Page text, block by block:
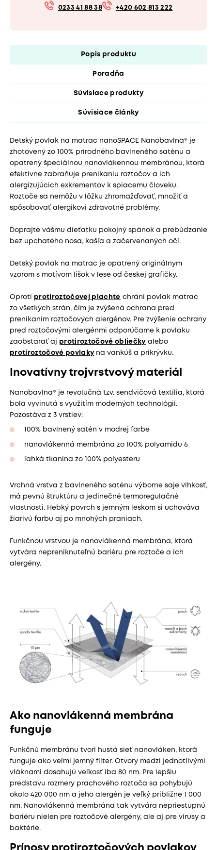
0233 41 88 38 +420 602 813 222
Popis produktu
Poradňa
Súvisiace produkty
Súvisiace články
Detský povlak na matrac nanoSPACE Nanobavlna® je
zhotovený zo 100% prírodného bavlneného saténu a
opatrený špeciálnou nanovlákennou membránou, ktorá
efektívne zabraňuje prenikaniu roztočov a ich
alergizujúcich exkrementov k spiacemu človeku.
Roztoče sa nemôžu v lôžku zhromažďovať, množiť a
spôsobovať alergikovi zdravotné problémy.
Doprajte vášmu dieťatku pokojný spánok a prebúdzanie
bez upchatého nosa, kašľa a začervenaných očí.
Detský povlak na matrac je opatrený originálnym
vzorom s motívom líšok v lese od českej grafičky.
Oproti protiroztočovej plachte chráni povlak matrac
zo všetkých strán, čím je zvýšená ochrana pred
prenikaním roztočových alergénov. Pre zvýšenie ochrany
pred roztočovými alergénmi odporúčame k povlaku
zaobstarať aj protiroztočové obliečkyalebo
protiroztočové povlakyna vankúš a prikrývku.
Inovatívny trojvrstvový materiál
Nanobavlna® je revolučná tzv. sendvičová textília, ktorá
bola vyvinutá s využitím moderných technológií.
Pozostáva z 3 vrstiev:
100% bavlnený satén v modrej farbe
nanovlákenná membrána zo 100% polyamidu 6
ľahká tkanina zo 100% polyesteru
Vrchná vrstva z bavlneného saténu výborne saje vlhkosť,
má pevnú štruktúru a jedinečné termoregulačné
vlastnosti. Hebký povrch s jemným leskom si uchováva
žiarivú farbu aj po mnohých praniach.
Funkčnou vrstvou je nanovlákenná membrána, ktorá
vytvára nepreniknuteľnú bariéru pre roztoče a ich
alergény.
Ako nanovlákenná membrána
funguje
Funkčnú membránu tvorí hustá sieť nanovláken, ktorá
funguje ako veľmi jemný filter. Otvory medzi jednotlivými
vláknami dosahujú veľkosť iba 80 nm. Pre lepšiu
predstavu rozmery prachového roztoča sa pohybujú
okolo 420 000 nm a jeho alergén je veľký približne 1 000
nm. Nanovlákenná membrána tak vytvára nepriestupnú
bariéru nielen pre roztočové alergény, ale aj pre vírusy a
baktérie.